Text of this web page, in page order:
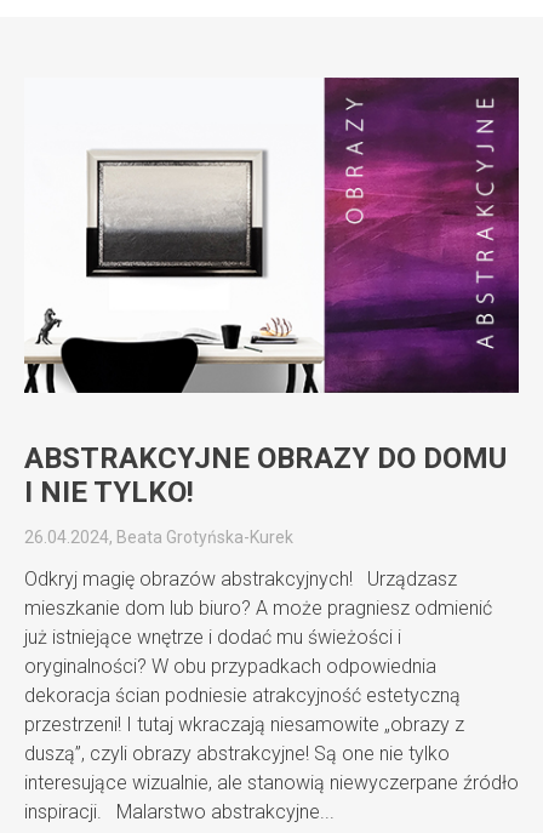
ABSTRAKCYJNE OBRAZY DO DOMU
I NIE TYLKO!
26.04.2024, Beata Grotyńska-Kurek
Odkryj magię obrazów abstrakcyjnych! Urządzasz
mieszkanie dom lub biuro? A może pragniesz odmienić
już istniejące wnętrze i dodać mu świeżości i
oryginalności? W obu przypadkach odpowiednia
dekoracja ścian podniesie atrakcyjność estetyczną
przestrzeni! I tutaj wkraczają niesamowite „obrazy z
duszą”, czyli obrazy abstrakcyjne! Są one nie tylko
interesujące wizualnie, ale stanowią niewyczerpane źródło
inspiracji. Malarstwo abstrakcyjne...